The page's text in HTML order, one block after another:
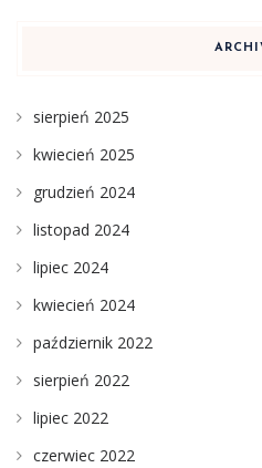
sierpień 2025
kwiecień 2025
grudzień 2024
listopad 2024
lipiec 2024
kwiecień 2024
październik 2022
sierpień 2022
lipiec 2022
czerwiec 2022